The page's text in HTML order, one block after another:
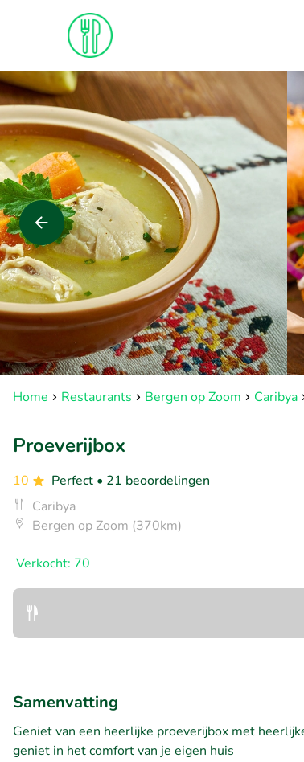
Home Restaurants Bergen op Zoom Caribya
Proeverijbox
10 Perfect • 21 beoordelingen
Caribya
Bergen op Zoom (370km)
Verkocht: 70
Samenvatting
Geniet van een heerlijke proeverijbox met
geniet in het comfort van je eigen huis